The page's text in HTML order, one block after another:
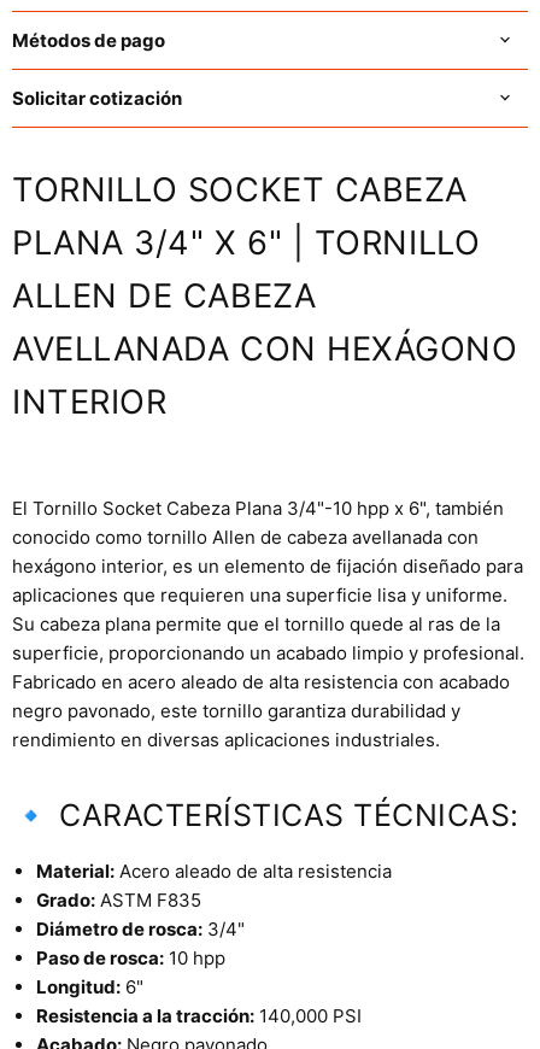
Métodos de pago
Solicitar cotización
TORNILLO SOCKET CABEZA
PLANA 3/4" X 6" | TORNILLO
ALLEN DE CABEZA
AVELLANADA CON HEXÁGONO
INTERIOR
El Tornillo Socket Cabeza Plana 3/4"-10 hpp x 6", también
conocido como tornillo Allen de cabeza avellanada con
hexágono interior, es un elemento de fijación diseñado para
aplicaciones que requieren una superficie lisa y uniforme.
Su cabeza plana permite que el tornillo quede al ras de la
superficie, proporcionando un acabado limpio y profesional.
Fabricado en acero aleado de alta resistencia con acabado
negro pavonado, este tornillo garantiza durabilidad y
rendimiento en diversas aplicaciones industriales.
🔹 CARACTERÍSTICAS TÉCNICAS:
Material: Acero aleado de alta resistencia
Grado: ASTM F835
Diámetro de rosca: 3/4"
Paso de rosca: 10 hpp
Longitud: 6"
Resistencia a la tracción: 140,000 PSI
Acabado: Negro pavonado